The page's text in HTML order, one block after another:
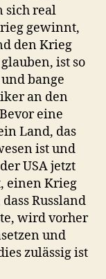
sich real
gewinnt,
den Krieg
ist so
bange
an den
eine
Land, das
ist und
USA jetzt
einen Krieg
Russland
wird vorher
und
zulässig ist